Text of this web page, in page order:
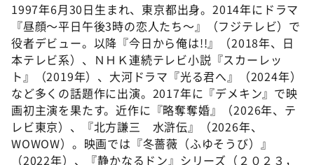
1997年6月30日生まれ、東京都出身。2014年にドラマ
『昼顔～平日午後3時の恋人たち～』（フジテレビ）で
役者デビュー。以降『今日から俺は!!』（2018年、日
本テレビ系）、ＮＨＫ連続テレビ小説『スカーレッ
ト』（2019年）、大河ドラマ『光る君へ』（2024年）
など多くの話題作に出演。2017年に『デメキン』で映
画初主演を果たす。近作に『略奪奪婚』（2026年、テ
レビ東京）、『北方謙三 水滸伝』（2026年、
WOWOW）。映画では『冬薔薇（ふゆそうび）』
（2022年）、『静かなるドン』シリーズ（２０２３，